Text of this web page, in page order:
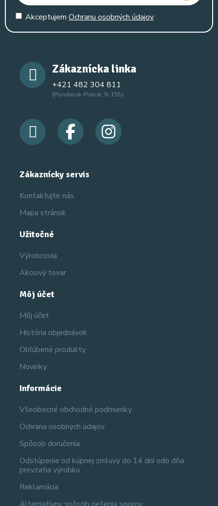
Akceptujem Ochranu osobných údajov
Zákaznícka linka
+421 482 304 811
(Pondelok-Piatok: 9-15h)
Zákaznícky servis
Kontaktujte nás
Mapa stránok
Užitočné
Výrobcovia
Akciový tovar
Môj účet
Môj účet
História objednávok
Obľúbené produkty
Novinky
Informácie
Všeobecné obchodné podmienky
Ochrana osobných údajov
Spôsob doručenia
Odstúpenie od kúpnej zmluvy do 14 dní odo dňa
prevzatia výrobku
Reklamácia